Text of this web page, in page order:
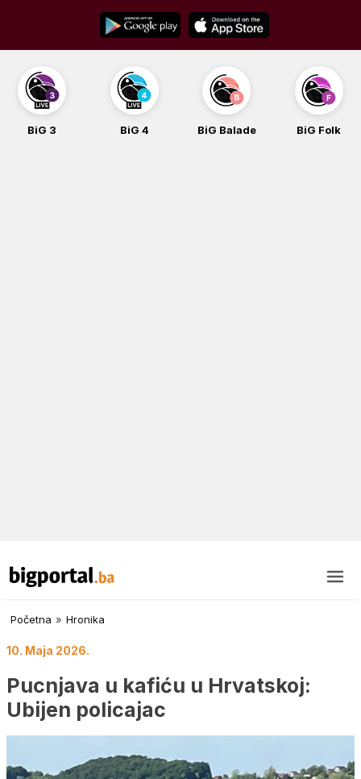
content
BiG 3 BiG 4 BiG Balade BiG Folk
Početna » Hronika
10. Maja 2026.
Pucnjava u kafiću u Hrvatskoj:
Ubijen policajac